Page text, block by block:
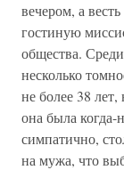
вечером, а
гостиную
общества.
несколько
не более 38
она была когда-
симпатично,
на мужа, что